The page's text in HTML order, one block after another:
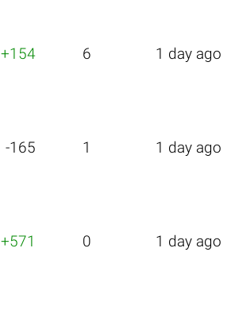
+154 6 1 day ago
-165 1 1 day ago
+571 0 1 day ago